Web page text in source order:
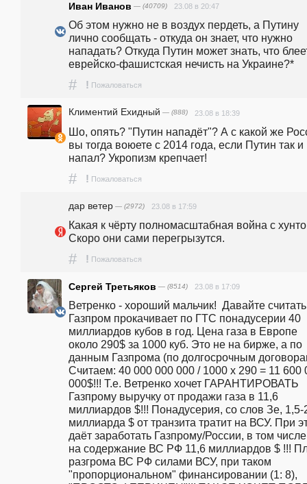
Иван Иванов — (40709) 23.08 в 20:47
Об этом нужно не в воздух пердеть, а Путину
лично сообщать - откуда он знает, что нужно
нападать? Откуда Путин может знать, что
еврейско-фашистская нечисть на Украине?*
# ! Пожаловаться
Климентий Ехидный — (888) 23.08 в 18:39
Шо, опять? "Путин нападёт"? А с какой же
вы тогда воюете с 2014 года, если Путин так и
напал? Укропизм крепчает!
# ! Пожаловаться
дар ветер — (2972) 23.08 в 17:59
Какая к чёрту полномасштабная война с
Скоро они сами перегрызутся.
# ! Пожаловаться
Сергей Третьяков — (8514) 23.08 в 17:09
Ветренко - хороший мальчик!  Давайте
Газпром прокачивает по ГТС понадусерии 40
миллиардов кубов в год. Цена газа в Европе
около 290$ за 1000 куб. Это не на бирже, а по
данным Газпрома (по долгосрочным
Считаем: 40 000 000 000 / 1000 х 290 = 11 600
000$!!! Т.е. Ветренко хочет ГАРАНТИРОВАТЬ
Газпрому выручку от продажи газа в 11,6
миллиардов $!!! Понадусерия, со слов Зе, 1,5-
миллиарда $ от транзита тратит на ВСУ. При
даёт заработать Газпрому/России, в том
на содержание ВС РФ 11,6 миллиардов $ !!!
разгрома ВС РФ силами ВСУ, при таком
"пропорциональном" финансировании (1: 8),